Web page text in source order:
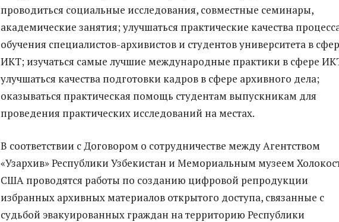
проводиться социальные исследования, совместные семинары,
академические занятия; улучшаться практические качества
обучения специалистов-архивистов и студентов университета в
ИКТ; изучаться самые лучшие международные практики в сфере
улучшаться качества подготовки кадров в сфере архивного дела;
оказываться практическая помощь студентам выпускникам для
проведения практических исследований на местах.
В соответствии с Договором о сотрудничестве между Агентством
«Узархив» Республики Узбекистан и Мемориальным музеем
США проводятся работы по созданию цифровой репродукции
избранных архивных материалов открытого доступа, связанные с
судьбой эвакуированных граждан на территорию Республики